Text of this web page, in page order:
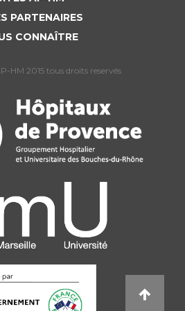
données
santé à l’AP-HM
tabac
PARTENAIRES
CONNAÎTRE
HM 2015 tous droits reservés